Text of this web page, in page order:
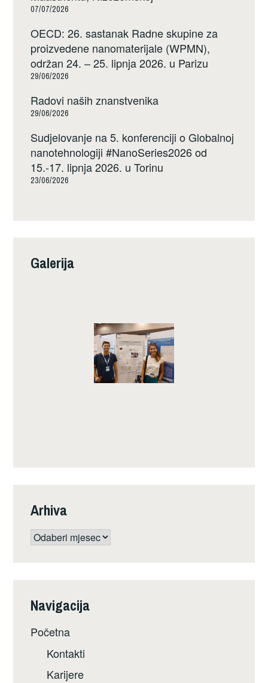
07/07/2026
OECD: 26. sastanak Radne skupine za
proizvedene nanomaterijale (WPMN),
održan 24. – 25. lipnja 2026. u Parizu
29/06/2026
Radovi naših znanstvenika
29/06/2026
Sudjelovanje na 5. konferenciji o Globalnoj
nanotehnologiji #NanoSeries2026 od
15.-17. lipnja 2026. u Torinu
23/06/2026
Galerija
Arhiva
Arhiva
Navigacija
Početna
Kontakti
Karijere